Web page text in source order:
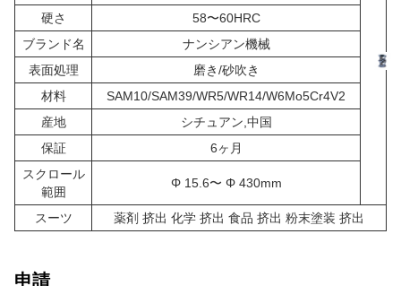
硬さ
58〜60HRC
ブランド名
ナンシアン機械
表面処理
磨き/砂吹き
材料
SAM10/SAM39/WR5/WR14/W6Mo5Cr4V2
産地
シチュアン,中国
保証
6ヶ月
スクロール
範囲
Φ 15.6〜 Φ 430mm
スーツ 薬剤 挤出 化学 挤出 食品 挤出 粉末塗装 挤出
申請